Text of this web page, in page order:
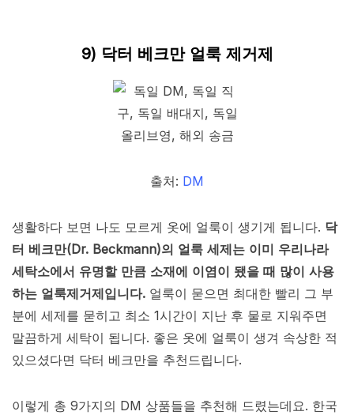
9) 닥터 베크만 얼룩 제거제
출처: DM
생활하다 보면 나도 모르게 옷에 얼룩이 생기게 됩니다. 닥
터 베크만(Dr. Beckmann)의 얼룩 세제는 이미 우리나라
세탁소에서 유명할 만큼 소재에 이염이 됐을 때 많이 사용
하는 얼룩제거제입니다. 얼룩이 묻으면 최대한 빨리 그 부
분에 세제를 묻히고 최소 1시간이 지난 후 물로 지워주면
말끔하게 세탁이 됩니다. 좋은 옷에 얼룩이 생겨 속상한 적
있으셨다면 닥터 베크만을 추천드립니다.
이렇게 총 9가지의 DM 상품들을 추천해 드렸는데요. 한국